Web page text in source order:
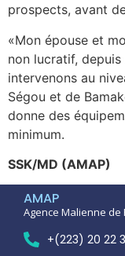
prospects, avant
«Mon épouse et
non lucratif, depuis
intervenons au
Ségou et de
donne des
minimum.
SSK/MD (AMAP)
AMAP
Agence Malienne de
+(223) 20 22